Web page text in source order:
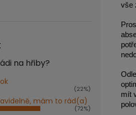
na hřiby?
(22%)
mám to rád(a)
(72%)
vše
mít